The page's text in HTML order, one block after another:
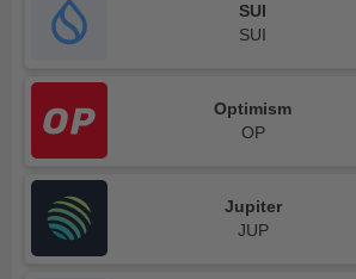
SUI
SUI
Optimism
OP
Jupiter
JUP